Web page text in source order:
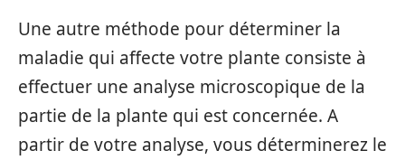
Une autre méthode pour déterminer la
maladie qui affecte votre plante consiste à
effectuer une analyse microscopique de la
partie de la plante qui est concernée. A
partir de votre analyse, vous déterminerez le